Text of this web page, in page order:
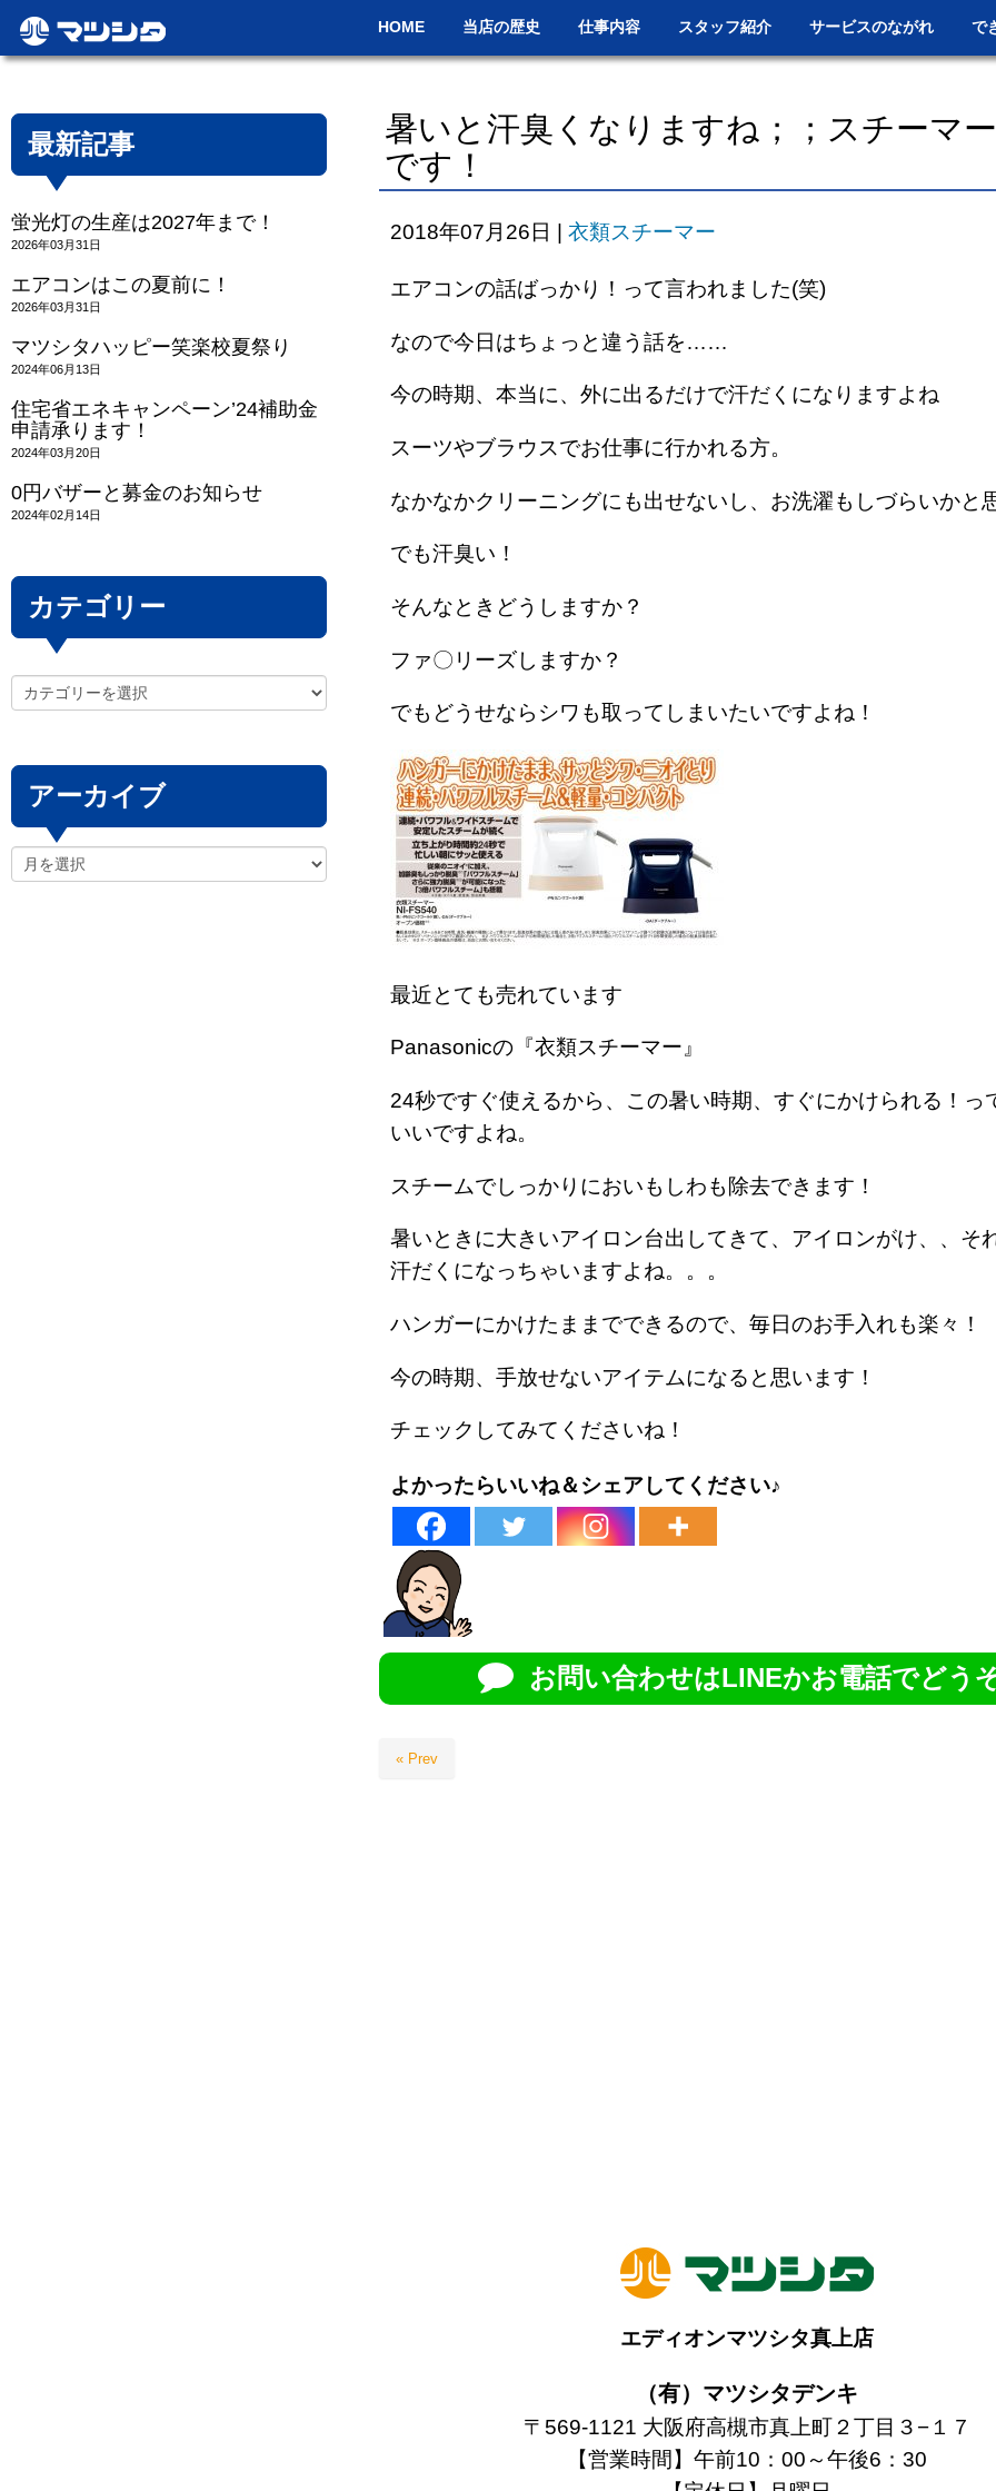
HOME 当店の歴史 仕事内容 スタッフ紹介 サービスのながれ で
暑いと汗臭くなりますね；；スチーマ
です！
2018年07月26日 衣類スチーマー
エアコンの話ばっかり！って言われました(笑)
なので今日はちょっと違う話を……
今の時期、本当に、外に出るだけで汗だくになりますよね
スーツやブラウスでお仕事に行かれる方。
なかなかクリーニングにも出せないし、お洗濯もしづらいかと
でも汗臭い！
そんなときどうしますか？
ファ〇リーズしますか？
でもどうせならシワも取ってしまいたいですよね！
最近とても売れています
Panasonicの『衣類スチーマー』
24秒ですぐ使えるから、この暑い時期、すぐにかけられる！っ
いいですよね。
スチームでしっかりにおいもしわも除去できます！
暑いときに大きいアイロン台出してきて、アイロンがけ、、そ
汗だくになっちゃいますよね。。。
ハンガーにかけたままでできるので、毎日のお手入れも楽々！
今の時期、手放せないアイテムになると思います！
チェックしてみてくださいね！
よかったらいいね＆シェアしてください♪
お問い合わせはLINEかお電話でどう
« Prev
最新記事
蛍光灯の生産は2027年まで！
2026年03月31日
エアコンはこの夏前に！
2026年03月31日
マツシタハッピー笑楽校夏祭り
2024年06月13日
住宅省エネキャンペーン’24補助金
申請承ります！
2024年03月20日
0円バザーと募金のお知らせ
2024年02月14日
カテゴリー
アーカイブ
エディオンマツシタ真上店
（有）マツシタデンキ
〒569-1121 大阪府高槻市真上町２丁目３−１７
【営業時間】午前10：00～午後6：30